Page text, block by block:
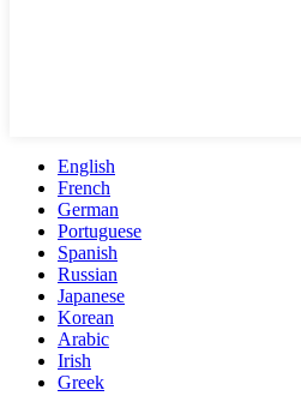
English
French
German
Portuguese
Spanish
Russian
Japanese
Korean
Arabic
Irish
Greek